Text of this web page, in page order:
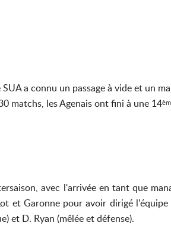
SUA a connu un passage à vide et un
matchs, les Agenais ont fini à une 14
avec l'arrivée en tant que
et Garonne pour avoir dirigé
et D. Ryan (mêlée et défense).